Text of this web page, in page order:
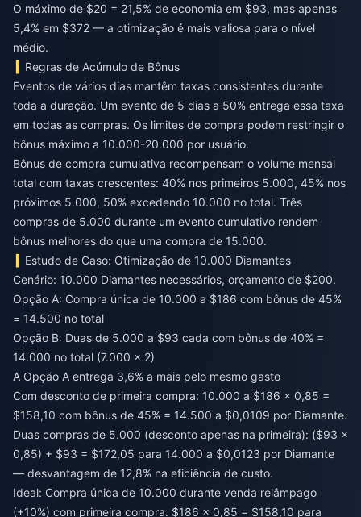
O máximo de $20 = 21,5% de economia em $93, mas apenas
5,4% em $372 — a otimização é mais valiosa para o nível
médio.
Regras de Acúmulo de Bônus
Eventos de vários dias mantêm taxas consistentes durante
toda a duração. Um evento de 5 dias a 50% entrega essa taxa
em todas as compras. Os limites de compra podem restringir o
bônus máximo a 10.000-20.000 por usuário.
Bônus de compra cumulativa recompensam o volume mensal
total com taxas crescentes: 40% nos primeiros 5.000, 45% nos
próximos 5.000, 50% excedendo 10.000 no total. Três
compras de 5.000 durante um evento cumulativo rendem
bônus melhores do que uma compra de 15.000.
Estudo de Caso: Otimização de 10.000 Diamantes
Cenário: 10.000 Diamantes necessários, orçamento de $200.
Opção A: Compra única de 10.000 a $186 com bônus de 45%
= 14.500 no total
Opção B: Duas de 5.000 a $93 cada com bônus de 40% =
14.000 no total (7.000 × 2)
A Opção A entrega 3,6% a mais pelo mesmo gasto
Com desconto de primeira compra: 10.000 a $186 × 0,85 =
$158,10 com bônus de 45% = 14.500 a $0,0109 por Diamante.
Duas compras de 5.000 (desconto apenas na primeira): ($93 ×
0,85) + $93 = $172,05 para 14.000 a $0,0123 por Diamante
— desvantagem de 12,8% na eficiência de custo.
Ideal: Compra única de 10.000 durante venda relâmpago
(+10%) com primeira compra. $186 × 0,85 = $158,10 para